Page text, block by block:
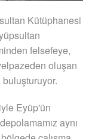
Kütüphanesi
felsefeye,
oluşan
Eyüp'ün
aynı